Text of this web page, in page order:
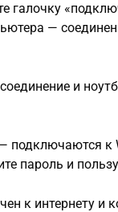
галочку
—
и
подключаются к
пароль и
к интернету и